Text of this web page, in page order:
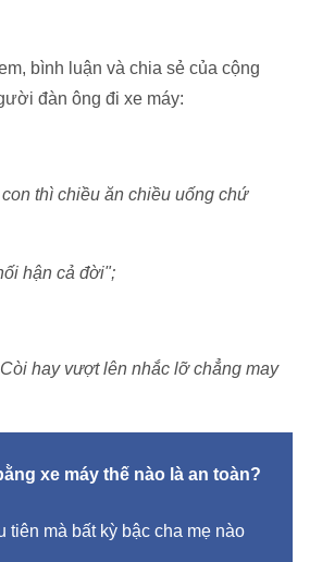
bình luận và chia sẻ của cộng
đàn ông đi xe máy:
thì chiều ăn chiều uống chứ
hận cả đời";
hay vượt lên nhắc lỡ chẳng may
xe máy thế nào là an toàn?
mà bất kỳ bậc cha mẹ nào